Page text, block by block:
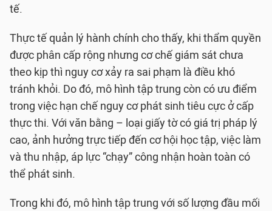
tế.
Thực tế quản lý hành chính cho thấy, khi thẩm quyền
được phân cấp rộng nhưng cơ chế giám sát chưa
theo kịp thì nguy cơ xảy ra sai phạm là điều khó
tránh khỏi. Do đó, mô hình tập trung còn có ưu điểm
trong việc hạn chế nguy cơ phát sinh tiêu cực ở cấp
thực thi. Với văn bằng – loại giấy tờ có giá trị pháp lý
cao, ảnh hưởng trực tiếp đến cơ hội học tập, việc làm
và thu nhập, áp lực “chạy” công nhận hoàn toàn có
thể phát sinh.
Trong khi đó, mô hình tập trung với số lượng đầu mối